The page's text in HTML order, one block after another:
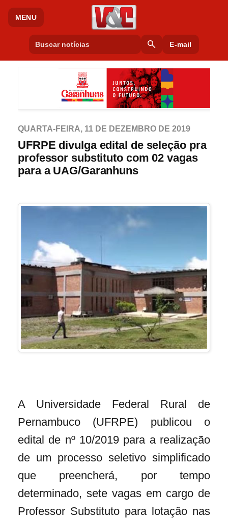
MENU
search E-mail
QUARTA-FEIRA, 11 DE DEZEMBRO DE 2019
UFRPE divulga edital de seleção pra
professor substituto com 02 vagas
para a UAG/Garanhuns
A Universidade Federal Rural de
Pernambuco (UFRPE) publicou o
edital de nº 10/2019 para a realização
de um processo seletivo simplificado
que preencherá, por tempo
determinado, sete vagas em cargo de
Professor Substituto para lotação nas